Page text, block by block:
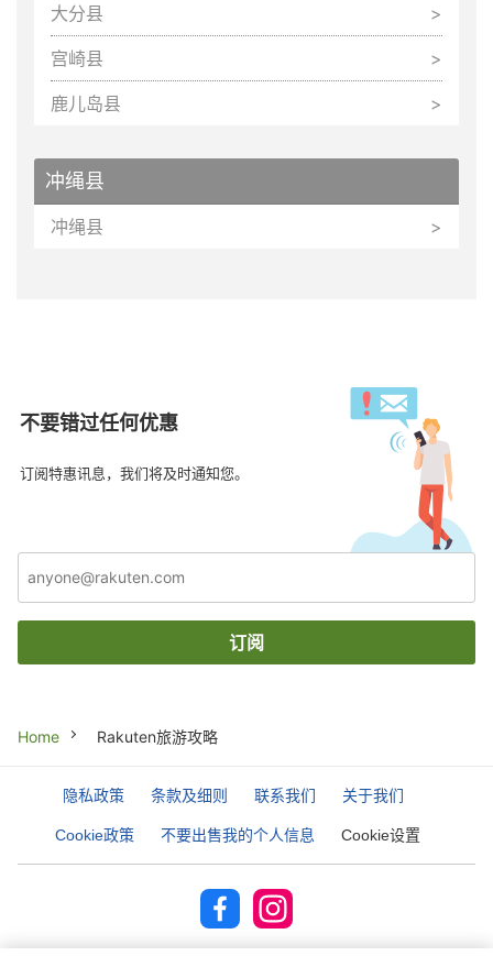
大分县
宫崎县
鹿儿岛县
冲绳县
冲绳县
不要错过任何优惠
订阅特惠讯息，我们将及时通知您。
订阅
Breadcrumb
Home Rakuten旅游攻略
隐私政策 条款及细则 联系我们 关于我们
Cookie政策 不要出售我的个人信息 Cookie设置